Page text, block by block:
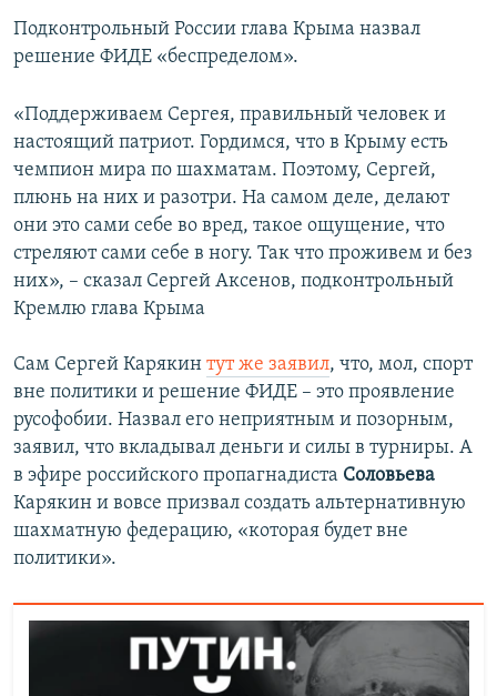
Подконтрольный России глава Крыма назвал
решение ФИДЕ «беспределом».
«Поддерживаем Сергея, правильный человек и
настоящий патриот. Гордимся, что в Крыму есть
чемпион мира по шахматам. Поэтому, Сергей,
плюнь на них и разотри. На самом деле, делают
они это сами себе во вред, такое ощущение, что
стреляют сами себе в ногу. Так что проживем и без
них», – сказал Сергей Аксенов, подконтрольный
Кремлю глава Крыма
Сам Сергей Карякин тут же заявил, что, мол, спорт
вне политики и решение ФИДЕ – это проявление
русофобии. Назвал его неприятным и позорным,
заявил, что вкладывал деньги и силы в турниры. А
в эфире российского пропагнадиста Соловьева
Карякин и вовсе призвал создать альтернативную
шахматную федерацию, «которая будет вне
политики».